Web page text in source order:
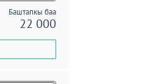
Баштапкы баа
22 000